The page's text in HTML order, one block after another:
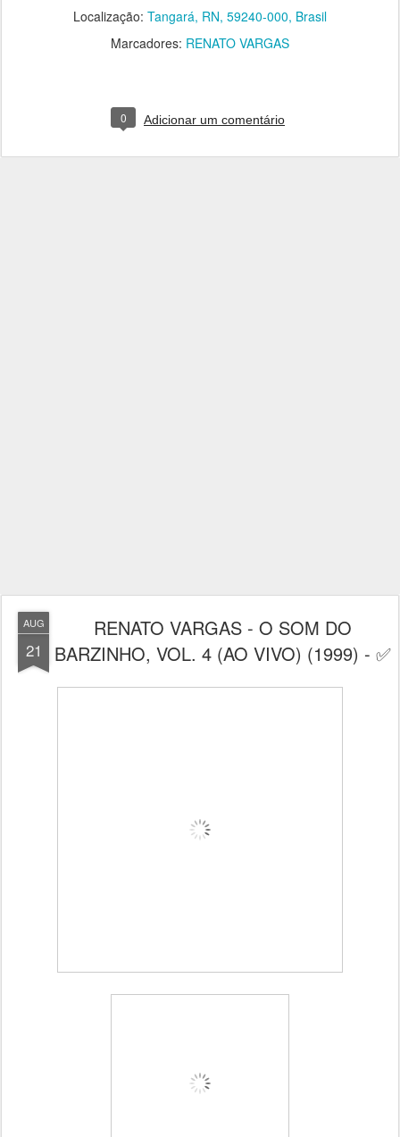
Localização: Tangará, RN, 59240-000, Brasil
Marcadores: RENATO VARGAS
0 Adicionar um comentário
AUG
21
RENATO VARGAS - O SOM DO
BARZINHO, VOL. 4 (AO VIVO) (1999) - ✅